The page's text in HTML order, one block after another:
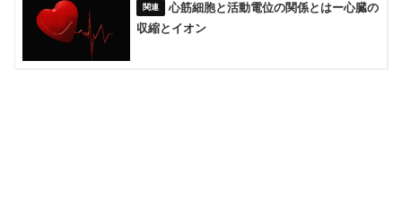
心筋細胞と活動電位の関係とはー心臓の
収縮とイオン